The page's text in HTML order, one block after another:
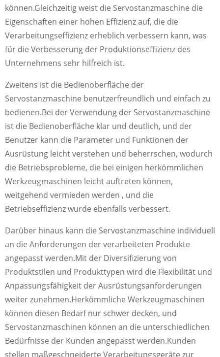
können.Gleichzeitig weist die Servostanzmaschine die
Eigenschaften einer hohen Effizienz auf, die die
Verarbeitungseffizienz erheblich verbessern kann, was
für die Verbesserung der Produktionseffizienz des
Unternehmens sehr hilfreich ist.
Zweitens ist die Bedienoberfläche der
Servostanzmaschine benutzerfreundlich und einfach zu
bedienen.Bei der Verwendung der Servostanzmaschine
ist die Bedienoberfläche klar und deutlich, und der
Benutzer kann die Parameter und Funktionen der
Ausrüstung leicht verstehen und beherrschen, wodurch
die Betriebsprobleme, die bei einigen herkömmlichen
Werkzeugmaschinen leicht auftreten können,
weitgehend vermieden werden , und die
Betriebseffizienz wurde ebenfalls verbessert.
Darüber hinaus kann die Servostanzmaschine individuell
an die Anforderungen der verarbeiteten Produkte
angepasst werden.Mit der Diversifizierung von
Produktstilen und Produkttypen wird die Flexibilität und
Anpassungsfähigkeit der Ausrüstungsanforderungen
weiter zunehmen.Herkömmliche Werkzeugmaschinen
können diesen Bedarf nur schwer decken, und
Servostanzmaschinen können an die unterschiedlichen
Bedürfnisse der Kunden angepasst werden.Kunden
stellen maßgeschneiderte Verarbeitungsgeräte zur